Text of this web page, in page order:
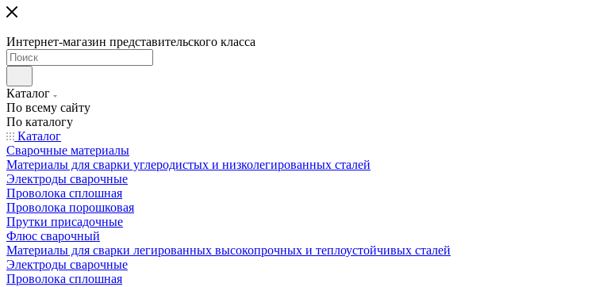
Интернет-магазин представительского класса
Каталог
По всему сайту
По каталогу
Каталог
Сварочные материалы
Материалы для сварки углеродистых и низколегированных сталей
Электроды сварочные
Проволока сплошная
Проволока порошковая
Прутки присадочные
Флюс сварочный
Материалы для сварки легированных высокопрочных и теплоустойчивых сталей
Электроды сварочные
Проволока сплошная